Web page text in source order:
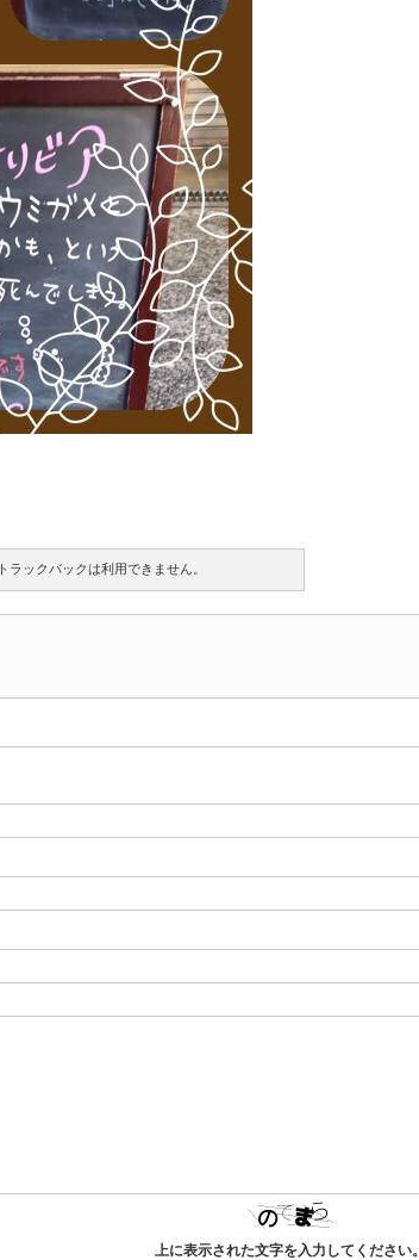
トラックバックは利用できません。
上に表示された文字を入力してください。